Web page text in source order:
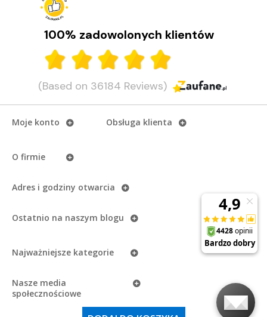
100% zadowolonych klientów
(Based on 36184 Reviews)
Moje konto
O firmie
Obsługa klienta
Adres i godziny otwarcia
Ostatnio na naszym blogu
Najważniejsze kategorie
Nasze media
społecznościowe
eAzymut.pl - Autoryzowany Dystrybutor Garmin2026.